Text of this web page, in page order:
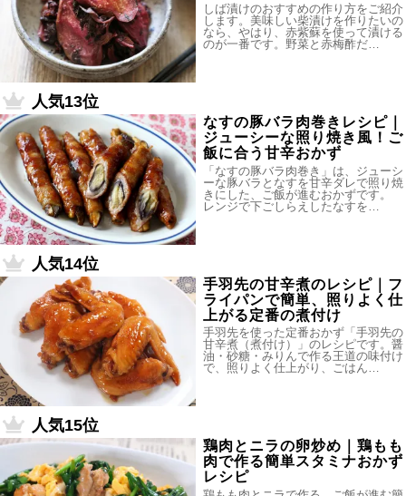
しば漬けのおすすめの作り方をご紹介
します。美味しい柴漬けを作りたいの
なら、やはり、赤紫蘇を使って漬ける
のが一番です。野菜と赤梅酢だ…
人気13位
なすの豚バラ肉巻きレシピ｜
ジューシーな照り焼き風！ご
飯に合う甘辛おかず
「なすの豚バラ肉巻き」は、ジューシ
ーな豚バラとなすを甘辛ダレで照り焼
きにした、ご飯が進むおかずです。
レンジで下ごしらえしたなすを…
人気14位
手羽先の甘辛煮のレシピ｜フ
ライパンで簡単、照りよく仕
上がる定番の煮付け
手羽先を使った定番おかず「手羽先の
甘辛煮（煮付け）」のレシピです。醤
油・砂糖・みりんで作る王道の味付け
で、照りよく仕上がり、ごはん…
人気15位
鶏肉とニラの卵炒め｜鶏もも
肉で作る簡単スタミナおかず
レシピ